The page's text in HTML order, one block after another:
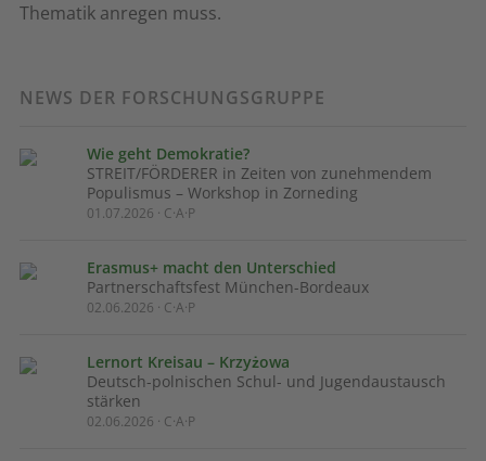
Thematik anregen muss.
NEWS DER FORSCHUNGSGRUPPE
Wie geht Demokratie?
STREIT/FÖRDERER in Zeiten von zunehmendem
Populismus – Workshop in Zorneding
01.07.2026 · C·A·P
Erasmus+ macht den Unterschied
Partnerschaftsfest München-Bordeaux
02.06.2026 · C·A·P
Lernort Kreisau – Krzyżowa
Deutsch-polnischen Schul- und Jugendaustausch
stärken
02.06.2026 · C·A·P